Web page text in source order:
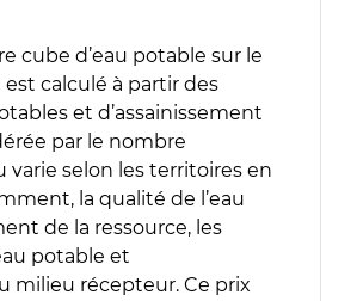
cube d’eau potable sur le
calculé à partir des
et d’assainissement
par le nombre
varie selon les territoires en
la qualité de l’eau
de la ressource, les
potable et
milieu récepteur. Ce prix